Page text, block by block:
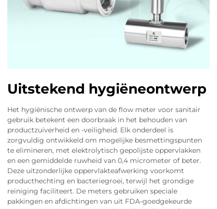
Uitstekend hygiëneontwerp
Het hygiënische ontwerp van de flow meter voor sanitair
gebruik betekent een doorbraak in het behouden van
productzuiverheid en -veiligheid. Elk onderdeel is
zorgvuldig ontwikkeld om mogelijke besmettingspunten
te elimineren, met elektrolytisch gepolijste oppervlakken
en een gemiddelde ruwheid van 0,4 micrometer of beter.
Deze uitzonderlijke oppervlakteafwerking voorkomt
producthechting en bacteriegroei, terwijl het grondige
reiniging faciliteert. De meters gebruiken speciale
pakkingen en afdichtingen van uit FDA-goedgekeurde